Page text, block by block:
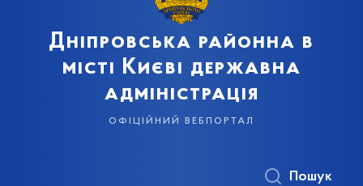
Дніпровська районна в
місті Києві державна
адміністрація
офіційний вебпортал
Пошук